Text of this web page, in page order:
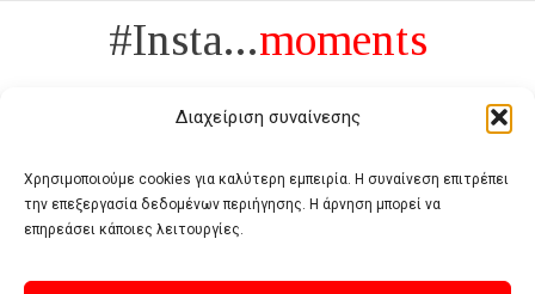
Διαχείριση συναίνεσης
Χρησιμοποιούμε cookies για καλύτερη εμπειρία. Η συναίνεση επιτρέπει
την επεξεργασία δεδομένων περιήγησης. Η άρνηση μπορεί να
επηρεάσει κάποιες λειτουργίες.
#Insta...moments
Πολυτέλεια δεν είναι το αντίθετο της ανέχειας, είναι το αντίθετο της